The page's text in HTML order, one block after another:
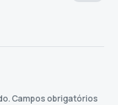
Campos obrigatórios